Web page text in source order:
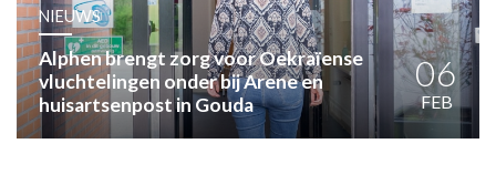
PRAKTIJKZAKEN
TARIEVEN
VPHUISARTSEN
MEDISCHE VAKHANDEL
NIEUWS
Alphen brengt zorg voor Oekraïense
vluchtelingen onder bij Arene en
huisartsenpost in Gouda
06
FEB